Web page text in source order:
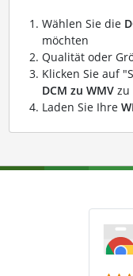
Wählen Sie die
möchten
Qualität oder
Klicken Sie auf
DCM zu WMVzu
Laden Sie Ihre